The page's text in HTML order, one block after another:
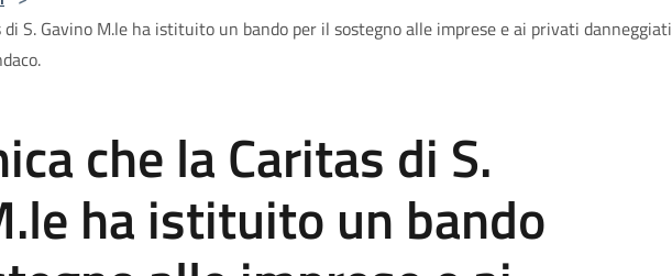
S. Gavino M.le ha istituito un bando per il sostegno alle imprese e ai privati
che la Caritas di S.
ha istituito un bando